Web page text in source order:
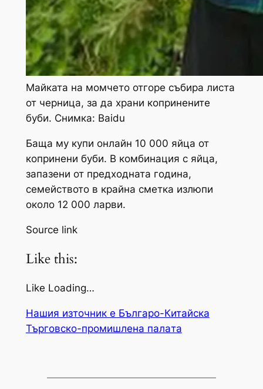
Майката на момчето отгоре събира листа
от черница, за да храни копринените
буби. Снимка: Baidu
Баща му купи онлайн 10 000 яйца от
копринени буби. В комбинация с яйца,
запазени от предходната година,
семейството в крайна сметка излюпи
около 12 000 ларви.
Source link
Like this:
Like Loading…
Нашия източник е Българо-Китайска
Търговско-промишлена палaта